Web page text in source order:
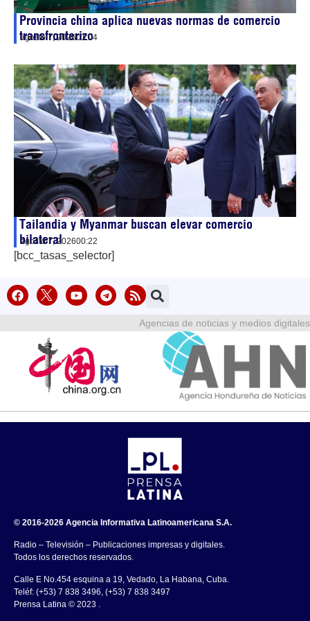
Provincia china aplica nuevas normas de comercio
transfronterizo
agosto 7, 202601:04
Tailandia y Myanmar buscan elevar comercio
bilateral
agosto 7, 202600:22
[bcc_tasas_selector]
Agencias de noticias y medios digitales
© 2016-2026 Agencia Informativa Latinoamericana S.A.
Radio – Televisión – Publicaciones impresas y digitales.
Todos los derechos reservados.
Calle E No.454 esquina a 19, Vedado, La Habana, Cuba.
Teléf: (+53) 7 838 3496, (+53) 7 838 3497
Prensa Latina © 2023 .